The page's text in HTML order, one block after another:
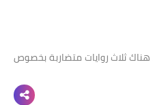
هناك ثلاث روايات متضاربة بخصوص